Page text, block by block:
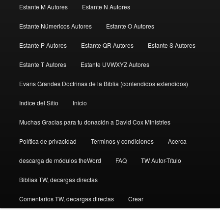
Estante M Autores Estante N Autores
Estante Númericos Autores Estante O Autores
Estante P Autores Estante QR Autores Estante S Autores
Estante T Autores Estante UVWXYZ Autores
Evans Grandes Doctrinas de la Biblia (contendidos extendidos)
Indice del Sitio Inicio
Muchas Gracias para tu donación a David Cox Ministries
Política de privacidad Terminos y condiciones Acerca
descarga de módulos theWord FAQ TW Autor-Título
Biblias TW, decargas directas
Comentarios TW, decargas directas Crear